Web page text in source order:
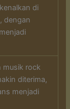
di
dengan
musik rock
diterima,
menjadi